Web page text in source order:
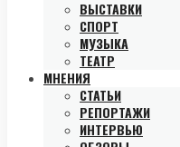
ВЫСТАВКИ
СПОРТ
МУЗЫКА
ТЕАТР
МНЕНИЯ
СТАТЬИ
РЕПОРТАЖИ
ИНТЕРВЬЮ